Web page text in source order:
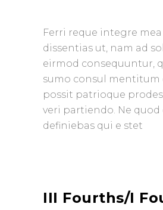
Ferri reque integre
dissentias ut, nam ad
eirmod consequuntur,
sumo consul mentitum
possit patrioque
veri partiendo. Ne
definiebas qui e stet
III Fourths/I